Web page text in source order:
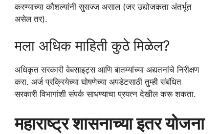
करण्याच्या कौशल्यांनी सुसज्ज असाल (जर उद्योजकता अंतर्भूत
असेल तर).
मला अधिक माहिती कुठे मिळेल?
अधिकृत सरकारी वेबसाइट्स आणि बातम्यांच्या अद्यतनांचे निरीक्षण
करा. अर्ज प्रक्रियेच्या घोषणेच्या अपडेटसाठी तुम्ही संबंधित
सरकारी विभागांशी संपर्क साधण्याचा प्रयत्न देखील करू शकता.
महाराष्ट्र शासनाच्या इतर योजना